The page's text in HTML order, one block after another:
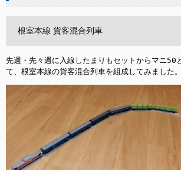
根室本線 貨客混合列車
先週・先々週に入線したまりもセットからマニ50
て、根室本線の貨客混合列車を組成してみました。